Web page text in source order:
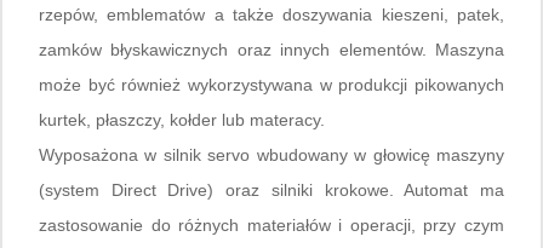
rzepów, emblematów a także doszywania kieszeni, patek,
zamków błyskawicznych oraz innych elementów. Maszyna
może być również wykorzystywana w produkcji pikowanych
kurtek, płaszczy, kołder lub materacy.
Wyposażona w silnik servo wbudowany w głowicę maszyny
(system Direct Drive) oraz silniki krokowe. Automat ma
zastosowanie do różnych materiałów i operacji, przy czym